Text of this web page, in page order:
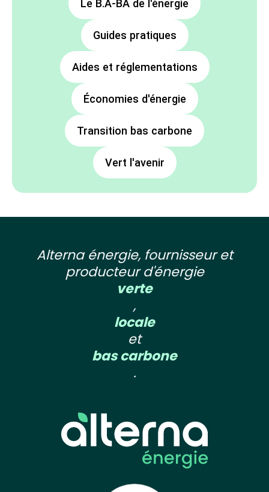
Le B.A-BA de l'énergie
Guides pratiques
Aides et réglementations
Économies d'énergie
Transition bas carbone
Vert l'avenir
Alterna énergie, fournisseur et
producteur d'énergie
verte
,
locale
et
bas carbone
.